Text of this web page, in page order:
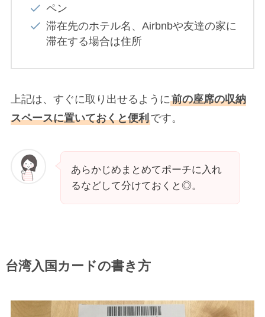
ペン
滞在先のホテル名、Airbnbや友達の家に
滞在する場合は住所
上記は、すぐに取り出せるように前の座席の収納
スペースに置いておくと便利です。
あらかじめまとめてポーチに入れ
るなどして分けておくと◎。
台湾入国カードの書き方